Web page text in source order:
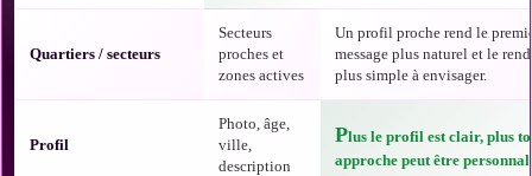
Quartiers / secteurs
Secteurs
proches et
zones actives
Un profil proche rend le
message plus naturel et le
plus simple à envisager.
Profil
Photo, âge,
ville,
description
Plus le profil est clair, plus
approche peut être